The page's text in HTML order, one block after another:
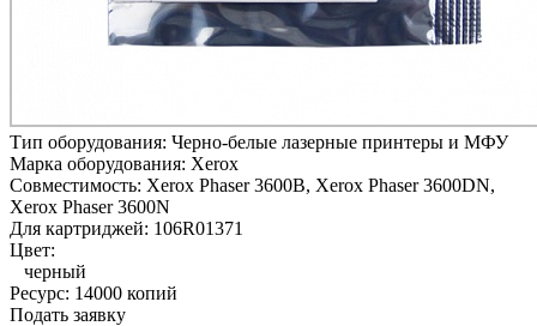
Тип оборудования: Черно-белые лазерные принтеры и МФУ
Марка оборудования: Xerox
Совместимость: Xerox Phaser 3600B, Xerox Phaser 3600DN,
Xerox Phaser 3600N
Для картриджей: 106R01371
Цвет:
черный
Ресурс: 14000 копий
Подать заявку